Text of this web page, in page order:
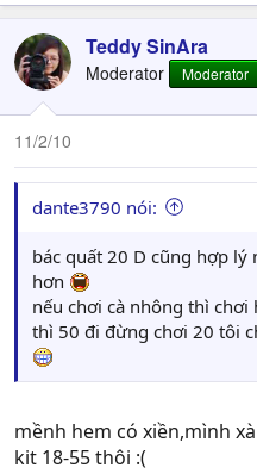
Teddy SinAra
Moderator Moderator
11/2/10
dante3790 nói:
bác quất 20 D cũng hợp
hơn
nếu chơi cà nhông thì
thì 50 đi đừng chơi 20 tôi
mềnh hem có xiền,mình
kit 18-55 thôi :(